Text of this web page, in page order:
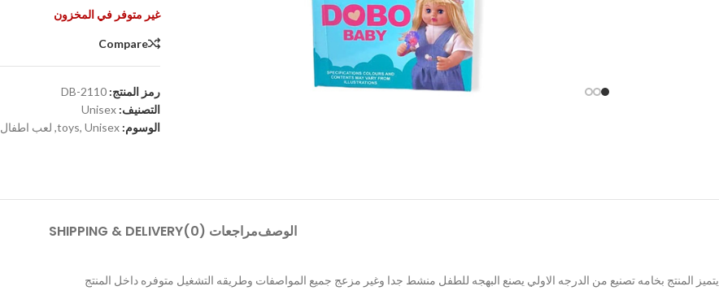
غير متوفر في المخزون
Compare
رمز المنتج: DB-2110
التصنيف: Unisex
الوسوم:
toys, Unisex
, لعب اطفال
الوصفمراجعات (0) SHIPPING & DELIVERY
يتميز المنتج بخامه تصنيع من الدرجه الاولي يصنع البهجه للطفل منشط جدا وغير مزعج جميع المواصفات وطريقه التشغيل متوفره داخل المنتج